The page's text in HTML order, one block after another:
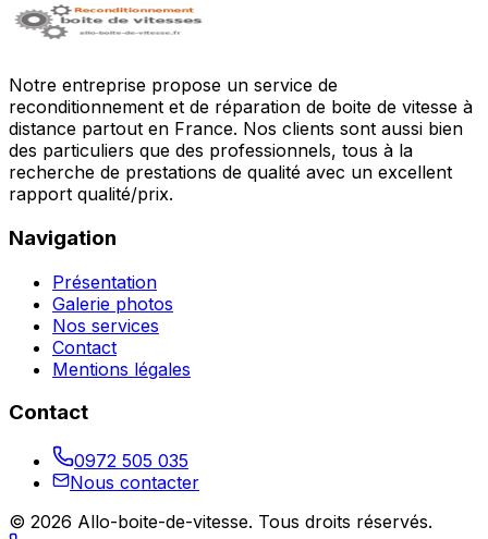
Notre entreprise propose un service de
reconditionnement et de réparation de boite de vitesse à
distance partout en France. Nos clients sont aussi bien
des particuliers que des professionnels, tous à la
recherche de prestations de qualité avec un excellent
rapport qualité/prix.
Navigation
Présentation
Galerie photos
Nos services
Contact
Mentions légales
Contact
0972 505 035
Nous contacter
© 2026 Allo-boite-de-vitesse. Tous droits réservés.